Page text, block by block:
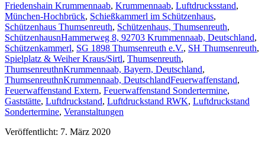
Friedenshain Krummennaab, Krummennaab, Luftdrucksstand,
München-Hochbrück, Schießkammerl im Schützenhaus,
Schützenhaus Thumsenreuth, Schützenhaus, Thumsenreuth,
SchützenhausnHammerweg 8, 92703 Krummennaab, Deutschland,
Schützenkammerl, SG 1898 Thumsenreuth e.V., SH Thumsenreuth,
Spielplatz & Weiher Kraus/Sirtl, Thumsenreuth,
ThumsenreuthnKrummennaab, Bayern, Deutschland,
ThumsenreuthnKrummennaab, DeutschlandFeuerwaffenstand,
Feuerwaffenstand Extern, Feuerwaffenstand Sondertermine,
Gaststätte, Luftdruckstand, Luftdruckstand RWK, Luftdruckstand
Sondertermine, Veranstaltungen
Veröffentlicht: 7. März 2020